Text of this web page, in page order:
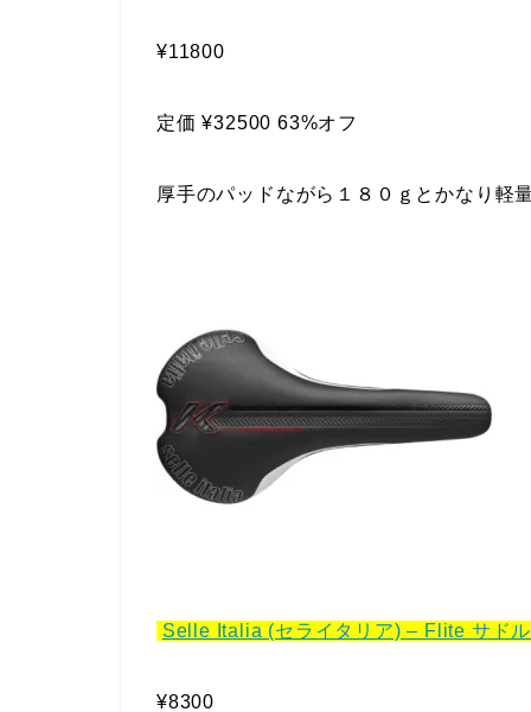
¥11800
定価 ¥32500 63%オフ
厚手のパッドながら１８０ｇとかなり軽
Selle Italia (セライタリア) – Flite サド
¥8300